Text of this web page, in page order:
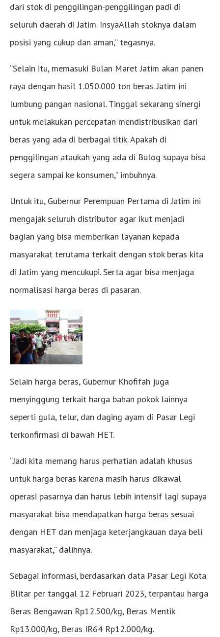
dari stok di penggilingan-penggilingan padi di
seluruh daerah di Jatim. InsyaAllah stoknya dalam
posisi yang cukup dan aman,” tegasnya.
“Selain itu, memasuki Bulan Maret Jatim akan panen
raya dengan hasil 1.050.000 ton beras. Jatim ini
lumbung pangan nasional. Tinggal sekarang sinergi
untuk melakukan percepatan mendistribusikan dari
beras yang ada di berbagai titik. Apakah di
penggilingan ataukah yang ada di Bulog supaya bisa
segera sampai ke konsumen,” imbuhnya.
Untuk itu, Gubernur Perempuan Pertama di Jatim ini
mengajak seluruh distributor agar ikut menjadi
bagian yang bisa memberikan layanan kepada
masyarakat terutama terkait dengan stok beras kita
di Jatim yang mencukupi. Serta agar bisa menjaga
normalisasi harga beras di pasaran.
Selain harga beras, Gubernur Khofifah juga
menyinggung terkait harga bahan pokok lainnya
seperti gula, telur, dan daging ayam di Pasar Legi
terkonfirmasi di bawah HET.
“Jadi kita memang harus perhatian adalah khusus
untuk harga beras karena masih harus dikawal
operasi pasarnya dan harus lebih intensif lagi supaya
masyarakat bisa mendapatkan harga beras sesuai
dengan HET dan menjaga keterjangkauan daya beli
masyarakat,” dalihnya.
Sebagai informasi, berdasarkan data Pasar Legi Kota
Blitar per tanggal 12 Februari 2023, terpantau harga
Beras Bengawan Rp12.500/kg, Beras Mentik
Rp13.000/kg, Beras IR64 Rp12.000/kg.